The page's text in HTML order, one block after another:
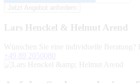
Lars Henckel & Helmut Arend
Wünschen Sie eine individuelle Beratung?
+49 89 2050080